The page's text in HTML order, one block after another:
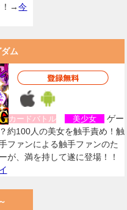
！→今
ム
カードバトル 美少女
ゲー
約100人の美女を触手責め！触
ファンによる触手ファンのた
が、満を持して遂に登場！！